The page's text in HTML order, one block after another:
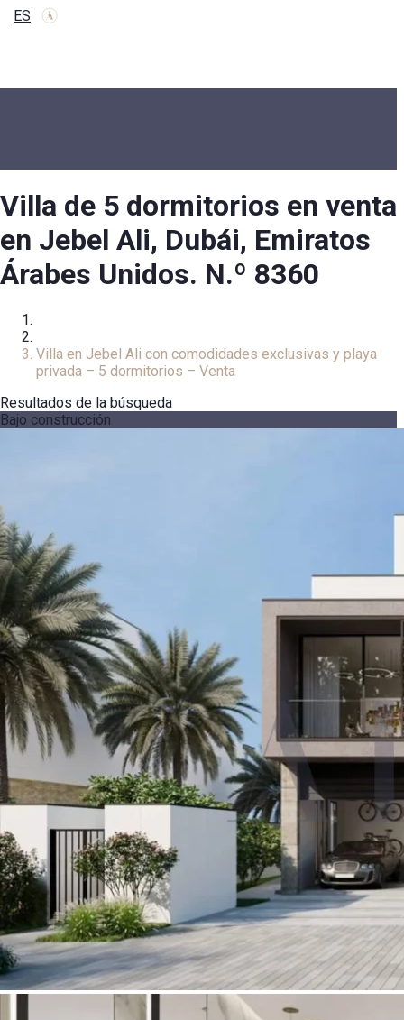
ES
Villa de 5 dormitorios en venta
en Jebel Ali, Dubái, Emiratos
Árabes Unidos. N.º 8360
Villa en Jebel Ali con comodidades exclusivas y playa
privada – 5 dormitorios – Venta
Resultados de la búsqueda
Bajo construcción